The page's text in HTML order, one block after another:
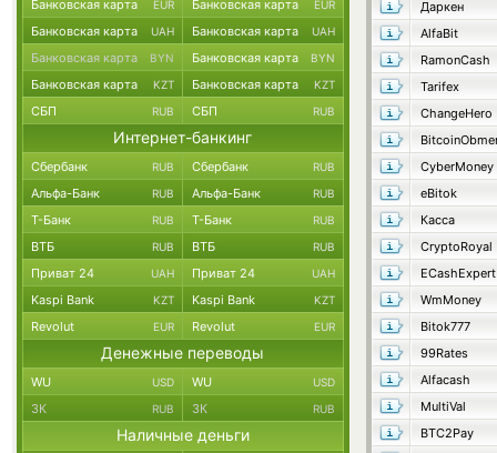
Даркен
AlfaBit
RamonCash
Tarifex
ChangeHero
CyberMoney
eBitok
Касса
CryptoRoyal
ECashExpert
WmMoney
Bitok777
99Rates
Alfacash
MultiVal
BTC2Pay
Банковская карта EUR Банковская карта EUR
Банковская карта UAH Банковская карта UAH
Банковская карта BYN Банковская карта BYN
Банковская карта KZT Банковская карта KZT
СБП RUB СБП RUB
Интернет-банкинг
Сбербанк RUB Сбербанк RUB
Альфа-Банк RUB Альфа-Банк RUB
Т-Банк RUB Т-Банк RUB
ВТБ RUB ВТБ RUB
Приват 24 UAH Приват 24 UAH
Kaspi Bank KZT Kaspi Bank KZT
Revolut EUR Revolut EUR
Денежные переводы
WU USD WU USD
ЗК RUB ЗК RUB
Наличные деньги